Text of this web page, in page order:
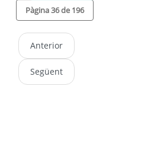
Pàgina 36 de 196
Anterior
Següent